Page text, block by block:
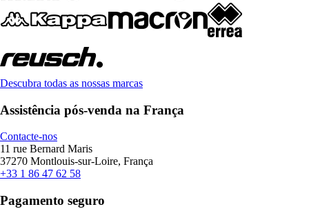
Descubra todas as nossas marcas
Assistência pós-venda na França
Contacte-nos
11 rue Bernard Maris
37270 Montlouis-sur-Loire, França
+33 1 86 47 62 58
Pagamento seguro